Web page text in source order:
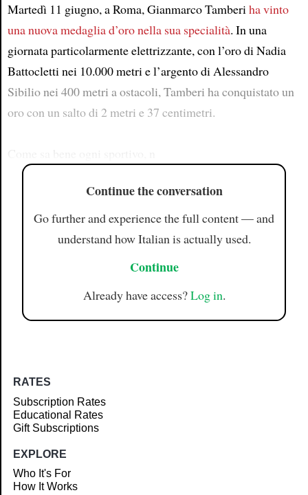
Martedì 11 giugno, a Roma, Gianmarco Tamberiha vinto
una nuova medaglia d’oro nella sua specialità. In una
giornata particolarmente elettrizzante, con l’oro di Nadia
Battocletti nei 10.000 metri e l’argento di Alessandro
Sibilio nei 400 metri a ostacoli, Tamberi ha conquistato un
oro con un salto di 2 metri e 37 centimetri.
Continue the conversation
Go further and experience the full content — and
understand how Italian is actually used.
Continue
Already have access?Log in.
RATES
Subscription Rates
Educational Rates
Gift Subscriptions
EXPLORE
Who It's For
How It Works